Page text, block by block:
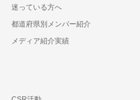
迷っている方へ
都道府県別メンバー紹介
メディア紹介実績